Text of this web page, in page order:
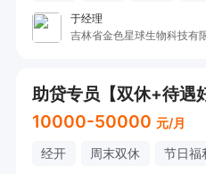
于经理
吉林省金色星球生物科技有
10000-50000 元/月
经开 周末双休 节日福